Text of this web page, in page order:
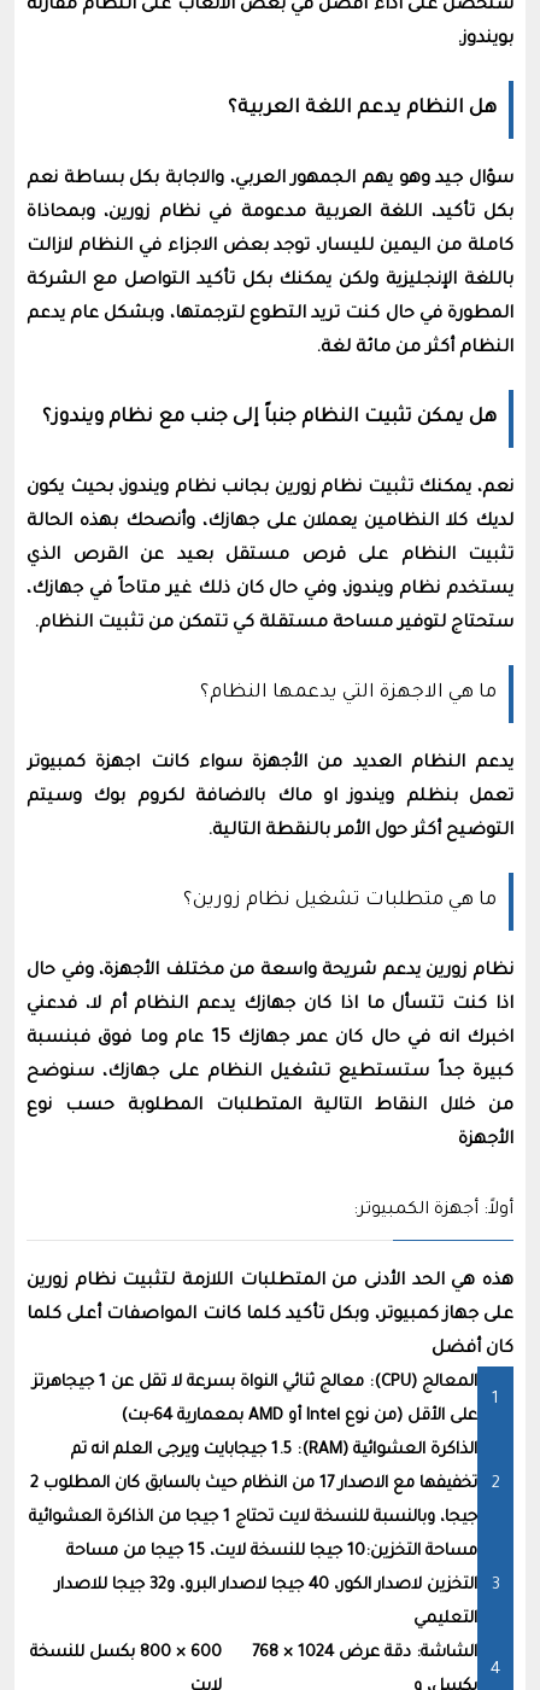
ستحصل على أداء أفضل في بعض الألعاب على النظام مقارنة
بويندوز.
هل النظام يدعم اللغة العربية؟
سؤال جيد وهو يهم الجمهور العربي، والاجابة بكل بساطة نعم
بكل تأكيد، اللغة العربية مدعومة في نظام زورين، وبمحاذاة
كاملة من اليمين لليسار، توجد بعض الاجزاء في النظام لازالت
باللغة الإنجليزية ولكن يمكنك بكل تأكيد التواصل مع الشركة
المطورة في حال كنت تريد التطوع لترجمتها، وبشكل عام يدعم
النظام أكثر من مائة لغة.
هل يمكن تثبيت النظام جنباً إلى جنب مع نظام ويندوز؟
نعم، يمكنك تثبيت نظام زورين بجانب نظام ويندوز، بحيث يكون
لديك كلا النظامين يعملان على جهازك، وأنصحك بهذه الحالة
تثبيت النظام على قرص مستقل بعيد عن القرص الذي
يستخدم نظام ويندوز، وفي حال كان ذلك غير متاحاً في جهازك،
ستحتاج لتوفير مساحة مستقلة كي تتمكن من تثبيت النظام.
ما هي اﻻجهزة التي يدعمها النظام؟
يدعم النظام العديد من الأجهزة سواء كانت اجهزة كمبيوتر
تعمل بنظلم ويندوز او ماك باﻻضافة لكروم بوك وسيتم
التوضيح أكثر حول الأمر بالنقطة التالية.
ما هي متطلبات تشغيل نظام زورين؟
نظام زورين يدعم شريحة واسعة من مختلف الأجهزة، وفي حال
اذا كنت تتسأل ما اذا كان جهازك يدعم النظام أم لا، فدعني
اخبرك انه في حال كان عمر جهازك 15 عام وما فوق فبنسبة
كبيرة جداً ستستطيع تشغيل النظام على جهازك، سنوضح
من خلال النقاط التالية المتطلبات المطلوبة حسب نوع
الأجهزة
أولاً: أجهزة الكمبيوتر:
هذه هي الحد الأدنى من المتطلبات اللازمة لتثبيت نظام زورين
على جهاز كمبيوتر، وبكل تأكيد كلما كانت المواصفات أعلى كلما
كان أفضل
المعالج (CPU): معالج ثنائي النواة بسرعة لا تقل عن 1 جيجاهرتز
على الأقل (من نوع Intel أو AMD بمعمارية 64-بت)
الذاكرة العشوائية (RAM): 1.5 جيجابايت ويرجى العلم انه تم
تخفيفها مع اﻻصدار 17 من النظام حيث بالسابق كان المطلوب 2
جيجا، وبالنسبة للنسخة لايت تحتاج 1 جيجا من الذاكرة العشوائية
مساحة التخزين:10 جيجا للنسخة لايت، 15 جيجا من مساحة
التخزين لاصدار الكور، 40 جيجا لاصدار البرو، و32 جيجا للاصدار
التعليمي
الشاشة: دقة عرض 1024 × 768
600 × 800 بكسل للنسخة